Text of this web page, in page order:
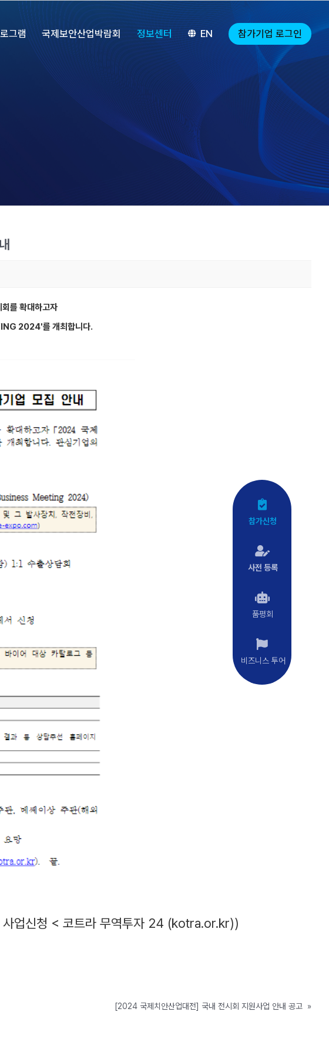
그램 국제보안산업박람회 정보센터 EN 참가기업 로그인
를 확대하고자
2024'를 개최합니다.
업신청 < 코트라 무역투자 24 (kotra.or.kr))
[2024 국제치안산업대전] 국내 전시회 지원사업 안내 공고 »
참가신청
사전 등록
품평회
비즈니스 투어